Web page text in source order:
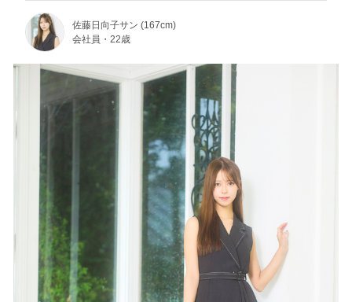
佐藤日向子サン (167cm)
会社員・22歳